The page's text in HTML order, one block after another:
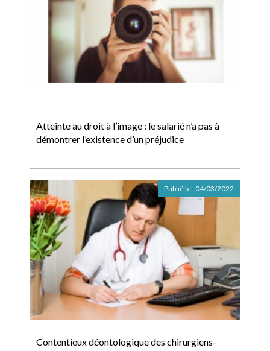
Atteinte au droit à l’image : le salarié n’a pas à
démontrer l’existence d’un préjudice
Contentieux déontologique des chirurgiens-
Publié le : 04/03/2022